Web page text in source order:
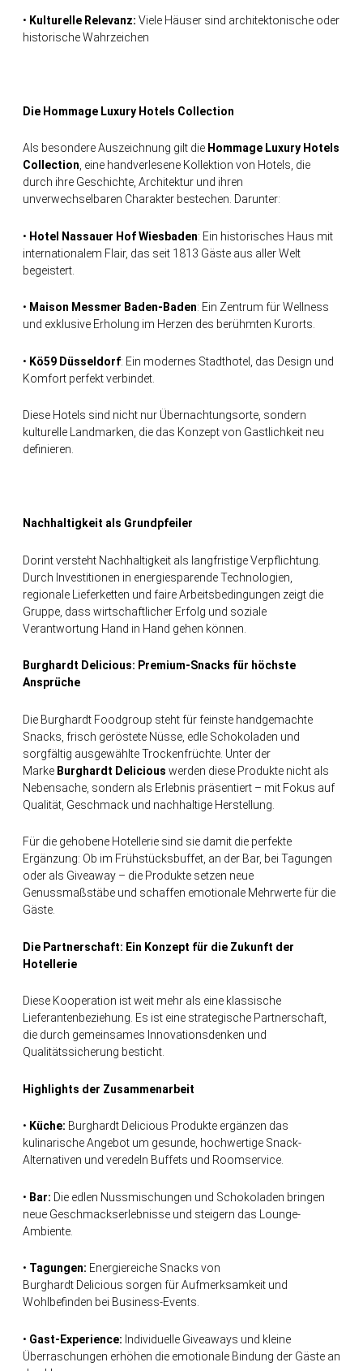
• Kulturelle Relevanz: Viele Häuser sind architektonische oder
historische Wahrzeichen
Die Hommage LuxuryHotels Collection
Als besondere Auszeichnung gilt die Hommage LuxuryHotels
Collection , eine handverlesene Kollektion von Hotels, die
durch ihre Geschichte, Architektur und ihren
unverwechselbaren Charakter bestechen. Darunter:
• Hotel Nassauer Hof Wiesbaden: Ein historisches Haus mit
internationalem Flair, das seit 1813 Gäste aus aller Welt
begeistert.
• Maison Messmer Baden-Baden: Ein Zentrum für Wellness
und exklusive Erholung im Herzen des berühmten Kurorts.
• Kö59 Düsseldorf: Ein modernes Stadthotel, das Design und
Komfort perfekt verbindet.
Diese Hotels sind nicht nur Übernachtungsorte, sondern
kulturelle Landmarken, die das Konzept von Gastlichkeit neu
definieren.
Nachhaltigkeit als Grundpfeiler
Dorint versteht Nachhaltigkeit als langfristige Verpflichtung.
Durch Investitionen in energiesparende Technologien,
regionale Lieferketten und faire Arbeitsbedingungen zeigt die
Gruppe, dass wirtschaftlicher Erfolg und soziale
Verantwortung Hand in Hand gehen können.
Burghardt Delicious: Premium-Snacks für höchste
Ansprüche
Die Burghardt Foodgroup steht für feinste handgemachte
Snacks, frisch geröstete Nüsse, edle Schokoladen und
sorgfältig ausgewählte Trockenfrüchte. Unter der
Marke Burghardt Delicious werden diese Produkte nicht als
Nebensache, sondern als Erlebnis präsentiert – mit Fokus auf
Qualität, Geschmack und nachhaltige Herstellung.
Für die gehobene Hotellerie sind sie damit die perfekte
Ergänzung: Ob im Frühstücksbuffet, an der Bar, bei Tagungen
oder als Giveaway – die Produkte setzen neue
Genussmaßstäbe und schaffen emotionale Mehrwerte für die
Gäste.
Die Partnerschaft: Ein Konzept für die Zukunft der
Hotellerie
Diese Kooperation ist weit mehr als eine klassische
Lieferantenbeziehung. Es ist eine strategische Partnerschaft,
die durch gemeinsames Innovationsdenken und
Qualitätssicherung besticht.
Highlights der Zusammenarbeit
• Küche: Burghardt Delicious Produkte ergänzen das
kulinarische Angebot um gesunde, hochwertige Snack-
Alternativen und veredeln Buffets und Roomservice.
• Bar: Die edlen Nussmischungen und Schokoladen bringen
neue Geschmackserlebnisse und steigern das Lounge-
Ambiente.
• Tagungen: Energiereiche Snacks von
Burghardt Delicious sorgen für Aufmerksamkeit und
Wohlbefinden bei Business-Events.
• Gast-Experience: Individuelle Giveaways und kleine
Überraschungen erhöhen die emotionale Bindung der Gäste an